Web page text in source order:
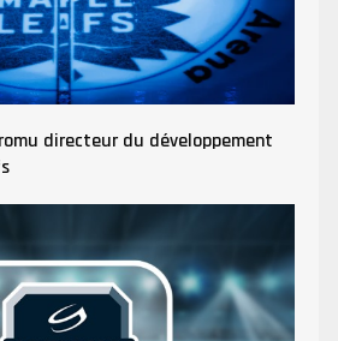
directeur du développement